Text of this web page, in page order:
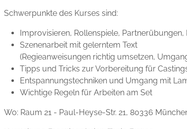
Schwerpunkte des Kurses sind:
Improvisieren, Rollenspiele,
Szenenarbeit mit gelerntem Text
(Regieanweisungen richtig umsetzen,
Tipps und Tricks zur Vorbereitung für
Entspannungstechniken und Umgang mit
Wichtige Regeln für Arbeiten am Set
Wo: Raum 21 - Paul-Heyse-Str. 21, 80336